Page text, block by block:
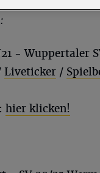
- Wuppertaler
Liveticker /
hier klicken!